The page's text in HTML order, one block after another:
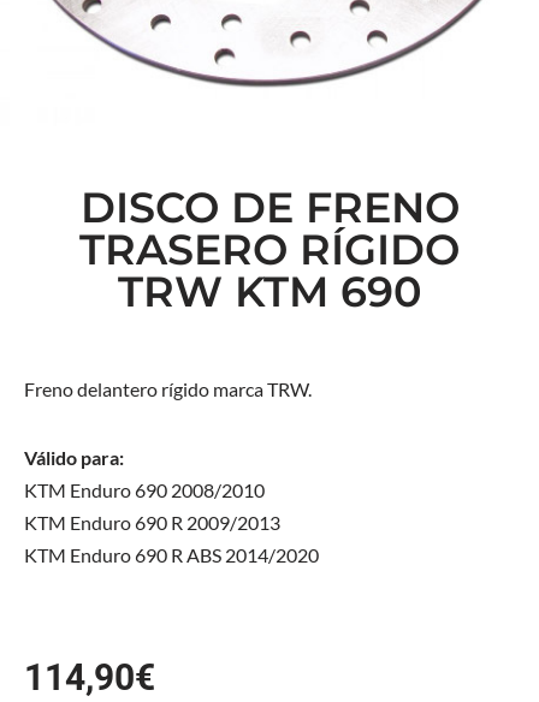
DISCO DE FRENO
TRASERO RÍGIDO
TRW KTM 690
Freno delantero rígido marca TRW.
Válido para:
KTM Enduro 690 2008/2010
KTM Enduro 690 R 2009/2013
KTM Enduro 690 R ABS 2014/2020
114,90€